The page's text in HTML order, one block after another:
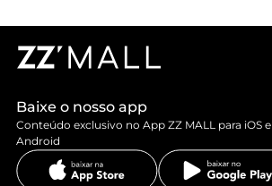
Baixe o nosso app
Conteúdo exclusivo no App ZZ MALL para iOS e
Android